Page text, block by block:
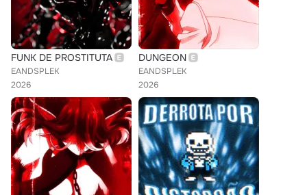
FUNK DE PROSTITUTA
EANDSPLEK
2026
DUNGEON
EANDSPLEK
2026